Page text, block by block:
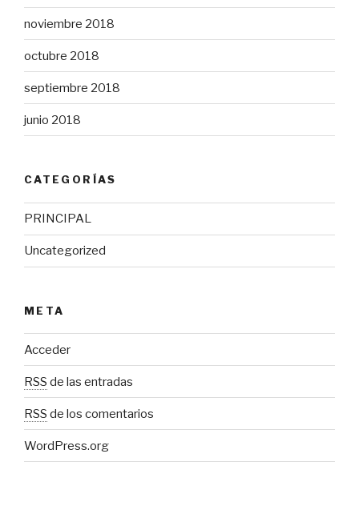
noviembre 2018
octubre 2018
septiembre 2018
junio 2018
CATEGORÍAS
PRINCIPAL
Uncategorized
META
Acceder
RSS de las entradas
RSS de los comentarios
WordPress.org